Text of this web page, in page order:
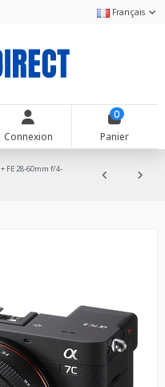
Français
Connexion
0
Panier
FE 28-60mm f/4-